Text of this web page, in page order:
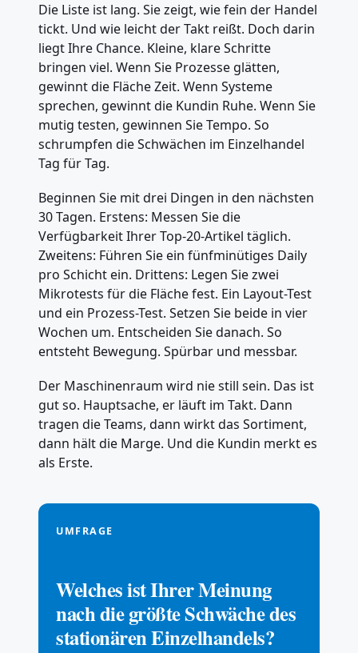
Die Liste ist lang. Sie zeigt, wie fein der Handel
tickt. Und wie leicht der Takt reißt. Doch darin
liegt Ihre Chance. Kleine, klare Schritte
bringen viel. Wenn Sie Prozesse glätten,
gewinnt die Fläche Zeit. Wenn Systeme
sprechen, gewinnt die Kundin Ruhe. Wenn Sie
mutig testen, gewinnen Sie Tempo. So
schrumpfen die Schwächen im Einzelhandel
Tag für Tag.
Beginnen Sie mit drei Dingen in den nächsten
30 Tagen. Erstens: Messen Sie die
Verfügbarkeit Ihrer Top-20-Artikel täglich.
Zweitens: Führen Sie ein fünfminütiges Daily
pro Schicht ein. Drittens: Legen Sie zwei
Mikrotests für die Fläche fest. Ein Layout-Test
und ein Prozess-Test. Setzen Sie beide in vier
Wochen um. Entscheiden Sie danach. So
entsteht Bewegung. Spürbar und messbar.
Der Maschinenraum wird nie still sein. Das ist
gut so. Hauptsache, er läuft im Takt. Dann
tragen die Teams, dann wirkt das Sortiment,
dann hält die Marge. Und die Kundin merkt es
als Erste.
UMFRAGE
Welches ist Ihrer Meinung
nach die größte Schwäche des
stationären Einzelhandels?